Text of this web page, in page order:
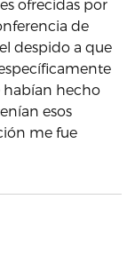
ofrecidas por
de
despido a que
habían hecho
esos
me fue